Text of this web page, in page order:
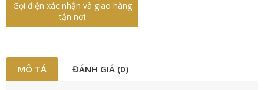
Gọi điện xác nhận và giao hàng
tận nơi
MÔ TẢ ĐÁNH GIÁ (0)